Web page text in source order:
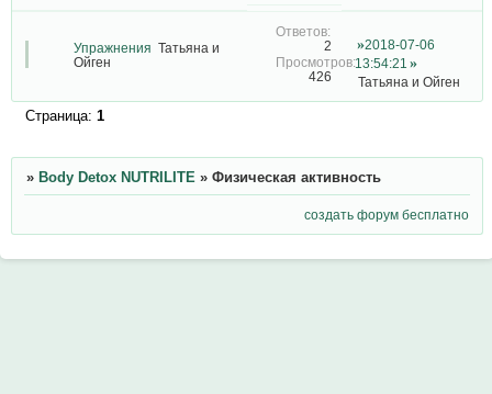
Упражнения Татьяна и
Ойген
2
426
2018-07-06
13:54:21
Татьяна и Ойген
Страница: 1
» Body Detox NUTRILITE » Физическая активность
создать форум бесплатно